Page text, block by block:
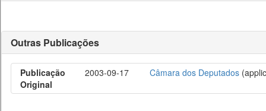
Outras Publicações
Publicação
Original
2003-09-17 Câmara dos Deputados